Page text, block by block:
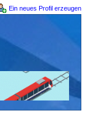
Ein neues Profil erzeugen